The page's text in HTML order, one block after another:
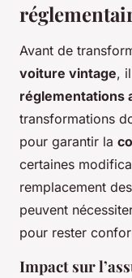
Avant de
voiture vintage,
réglementations
transformations
pour garantir la
certaines
remplacement
peuvent
pour rester
Impact sur